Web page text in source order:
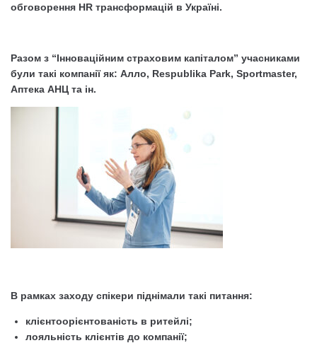
обговорення HR трансформацій в Україні.
Разом з “Інноваційним страховим капіталом” учасниками
були такі компанії як: Алло, Respublika Park, Sportmaster,
Аптека АНЦ та ін.
В рамках заходу спікери піднімали такі питання:
клієнтоорієнтованість в ритейлі;
лояльність клієнтів до компанії;